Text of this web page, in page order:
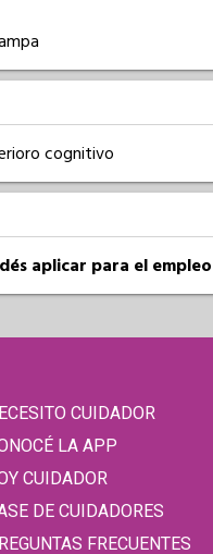
cognitivo
aplicar para el
CUIDADOR
LA APP
CUIDADOR
DE CUIDADORES
FRECUENTES